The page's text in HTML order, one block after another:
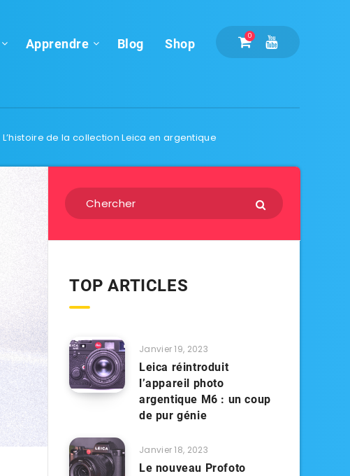
0
Apprendre Blog Shop
L’histoire de la collection Leica en argentique
TOP ARTICLES
Janvier 19, 2023
Leica réintroduit
l’appareil photo
argentique M6 : un coup
de pur génie
Janvier 18, 2023
Le nouveau Profoto